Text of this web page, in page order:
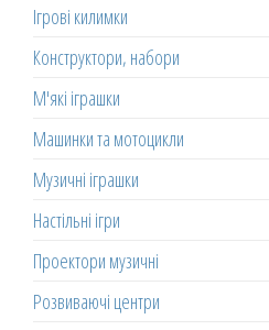
Ігрові килимки
Конструктори, набори
М'які іграшки
Машинки та мотоцикли
Музичні іграшки
Настільні ігри
Проектори музичні
Розвиваючі центри